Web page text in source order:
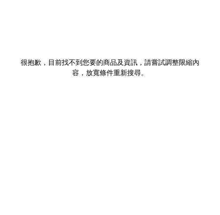
很抱歉，目前找不到您要的商品及資訊，請嘗試調整限縮內
容，放寬條件重新搜尋。